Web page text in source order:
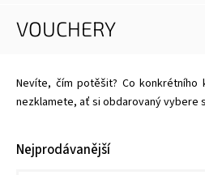
VOUCHERY
Nevíte, čím potěšit? Co konkrétního
nezklamete, ať si obdarovaný vybere
Nejprodávanější